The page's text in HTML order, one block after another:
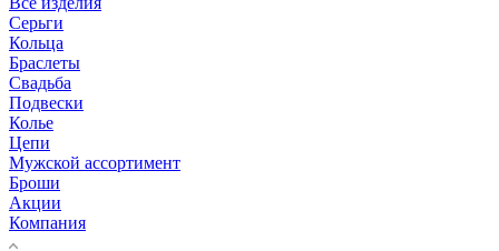
Серьги
Кольца
Браслеты
Свадьба
Подвески
Колье
Цепи
Мужской ассортимент
Броши
Акции
Компания